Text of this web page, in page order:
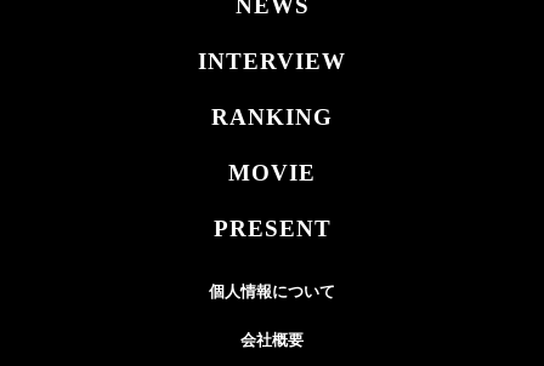
NEWS
INTERVIEW
RANKING
MOVIE
PRESENT
個人情報について
会社概要